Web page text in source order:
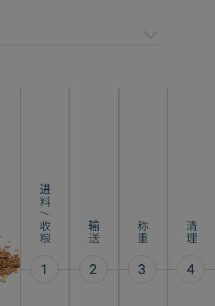
进料 / 收粮
1
输送
2
称重
3
清理
4